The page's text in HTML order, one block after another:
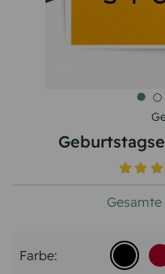
Gesamte
Farbe: